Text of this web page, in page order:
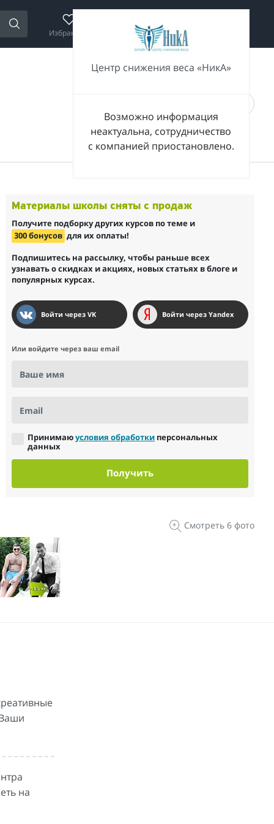
Избранное Сравнение Корзина
Материалы школы сняты с продаж
Получите подборку других курсов по теме и
300 бонусов для их оплаты!
Подпишитесь на рассылку, чтобы раньше всех
узнавать о скидках и акциях, новых статьях в блоге и
популярных курсах.
Войти через VK Войти через Yandex
Или войдите через ваш email
Ваше имя
Email
Принимаюусловия обработки персональных
данных
Получить
Смотреть 6 фото
на
Центр снижения веса «НикА»
Возможно информация
неактуальна, сотрудничество
с компанией приостановлено.